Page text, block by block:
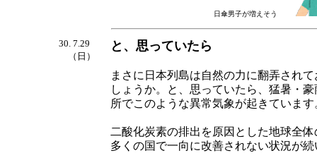
日傘男子が増えそう
30. 7.29
（日）
と、思っていたら
まさに日本列島は自然の力に翻弄され
しょうか。と、思っていたら、猛暑・
所でこのような異常気象が起きています
二酸化炭素の排出を原因とした地球全
多くの国で一向に改善されない状況が